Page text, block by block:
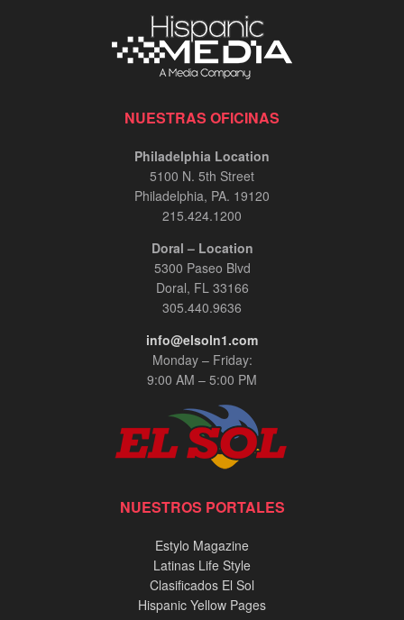
NUESTRAS OFICINAS
Philadelphia Location
5100 N. 5th Street
Philadelphia, PA. 19120
215.424.1200
Doral – Location
5300 Paseo Blvd
Doral, FL 33166
305.440.9636
info@elsoln1.com
Monday – Friday:
9:00 AM – 5:00 PM
NUESTROS PORTALES
Estylo Magazine
Latinas Life Style
Clasificados El Sol
Hispanic Yellow Pages